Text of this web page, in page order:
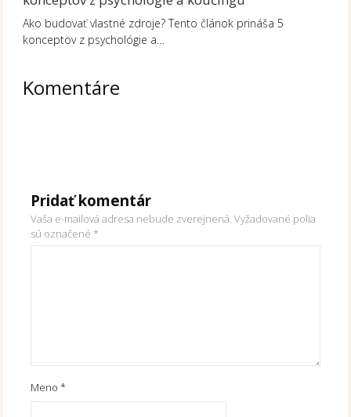
Ako budovať vlastné zdroje? Tento článok prináša 5
konceptov z psychológie a…
Komentáre
Pridať komentár
Vaša e-mailová adresa nebude zverejnená. Vyžadované polia
sú označené*
Meno*